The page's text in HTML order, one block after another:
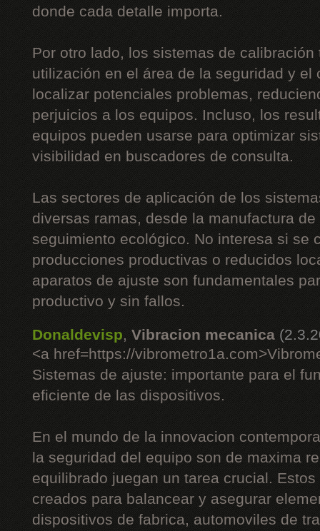
donde cada detalle importa.
Por otro lado, los sistemas de
utilización en el área de la seguridad y el
localizar potenciales problemas,
perjuicios a los equipos. Incluso, los
equipos pueden usarse para optimizar
visibilidad en buscadores de consulta.
Las sectores de aplicación de los
diversas ramas, desde la manufactura
seguimiento ecológico. No interesa si se
producciones productivas o reducidos
aparatos de ajuste son fundamentales
productivo y sin fallos.
Donaldevisp, Vibracion mecanica
<a href=https://
Sistemas de ajuste: importante para el
eficiente de las dispositivos.
En el mundo de la innovacion
la seguridad del equipo son de maxima
equilibrado juegan un tarea crucial.
creados para balancear y asegurar
dispositivos de fabrica, automoviles de